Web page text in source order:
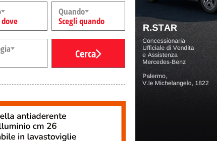
dove
Quando
Scegli quando
Cerca